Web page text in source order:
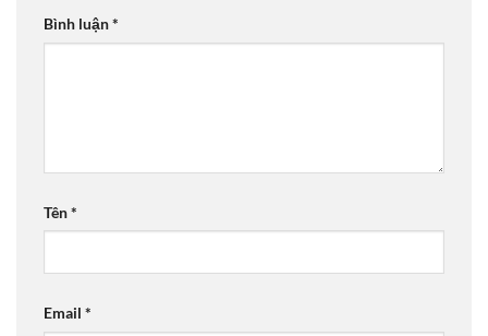
Bình luận*
Tên*
Email *